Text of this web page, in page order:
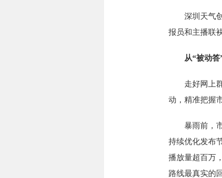
深圳天气创
报员和主播联
从“被动答”
走好网上群
动，精准把握
暴雨前，市
持续优化发布
播放量超百万
路线最真实的